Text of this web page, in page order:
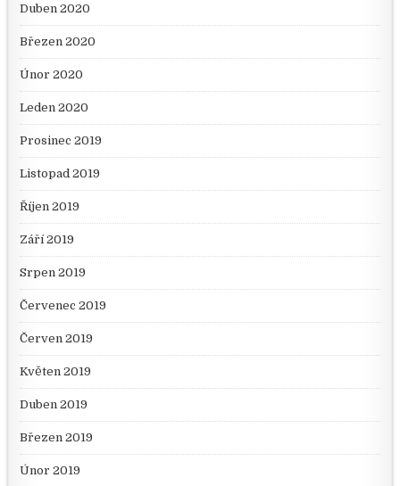
Duben 2020
Březen 2020
Únor 2020
Leden 2020
Prosinec 2019
Listopad 2019
Říjen 2019
Září 2019
Srpen 2019
Červenec 2019
Červen 2019
Květen 2019
Duben 2019
Březen 2019
Únor 2019